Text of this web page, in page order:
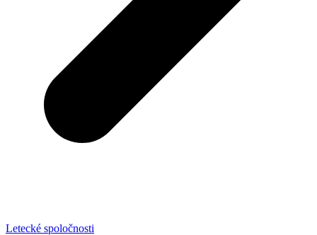
Letecké spoločnosti